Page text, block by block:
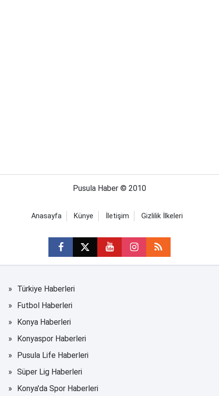
Pusula Haber © 2010
Anasayfa Künye İletişim Gizlilik İlkeleri
Türkiye Haberleri
Futbol Haberleri
Konya Haberleri
Konyaspor Haberleri
Pusula Life Haberleri
Süper Lig Haberleri
Konya'da Spor Haberleri